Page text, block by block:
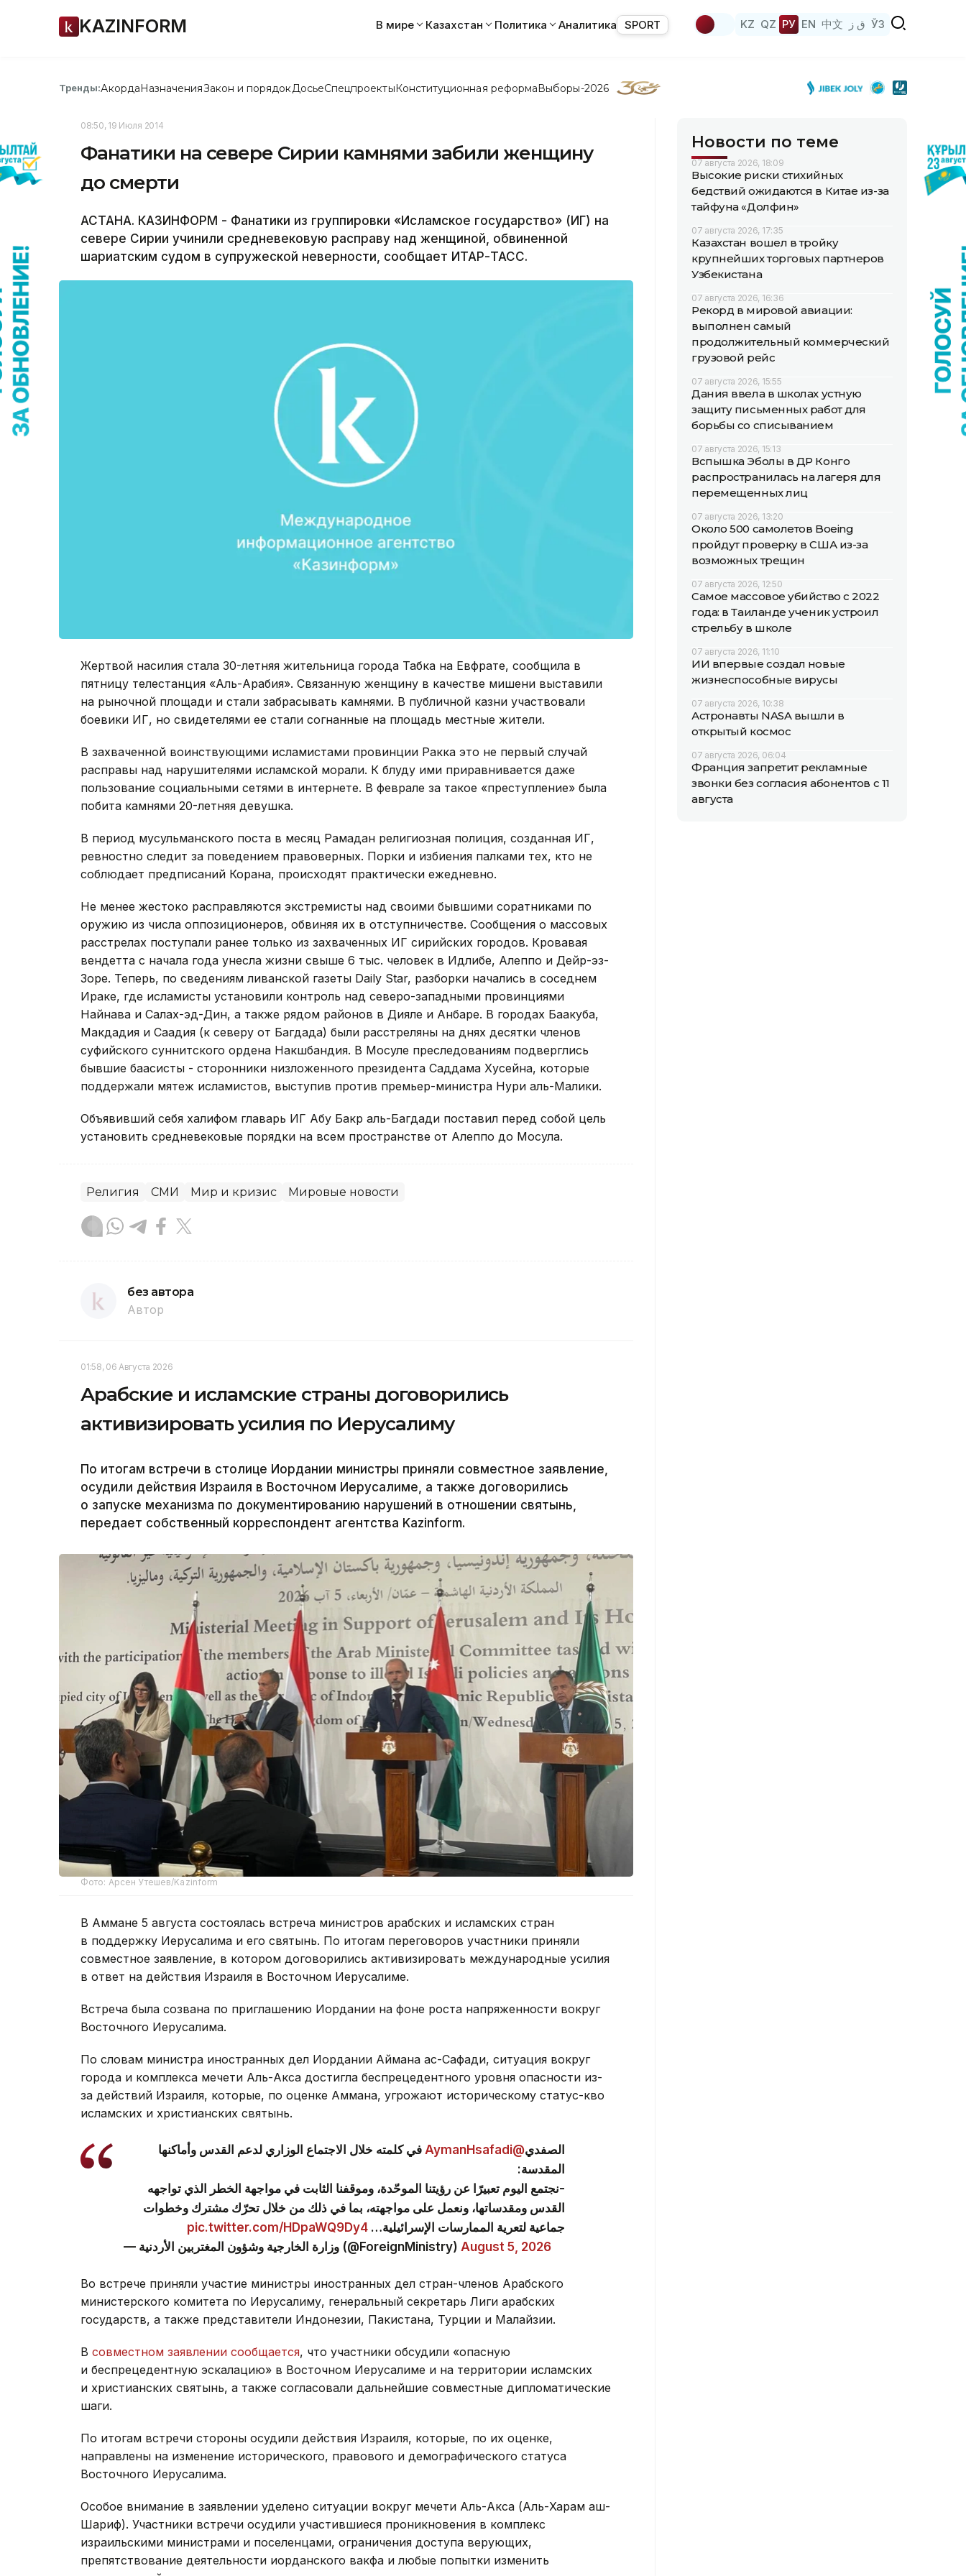
KAZINFORM В мире Казахстан Политика Аналитика SPORT KZ QZ РУ EN 中文 ق ز ЎЗ
Тренды:АкордаНазначенияЗакон и порядок ДосьеСпецпроектыКонституционная реформаВыборы-2026
08:50, 19 Июля 2014
Фанатики на севере Сирии камнями забили женщину
до смерти
АСТАНА. КАЗИНФОРМ - Фанатики из группировки «Исламское государство» (ИГ) на
севере Сирии учинили средневековую расправу над женщиной, обвиненной
шариатским судом в супружеской неверности, сообщает ИТАР-ТАСС.
Жертвой насилия стала 30-летняя жительница города Табка на Евфрате, сообщила в
пятницу телестанция «Аль-Арабия». Связанную женщину в качестве мишени выставили
на рыночной площади и стали забрасывать камнями. В публичной казни участвовали
боевики ИГ, но свидетелями ее стали согнанные на площадь местные жители.
В захваченной воинствующими исламистами провинции Ракка это не первый случай
расправы над нарушителями исламской морали. К блуду ими приравнивается даже
пользование социальными сетями в интернете. В феврале за такое «преступление» была
побита камнями 20-летняя девушка.
В период мусульманского поста в месяц Рамадан религиозная полиция, созданная ИГ,
ревностно следит за поведением правоверных. Порки и избиения палками тех, кто не
соблюдает предписаний Корана, происходят практически ежедневно.
Не менее жестоко расправляются экстремисты над своими бывшими соратниками по
оружию из числа оппозиционеров, обвиняя их в отступничестве. Сообщения о массовых
расстрелах поступали ранее только из захваченных ИГ сирийских городов. Кровавая
вендетта с начала года унесла жизни свыше 6 тыс. человек в Идлибе, Алеппо и Дейр-эз-
Зоре. Теперь, по сведениям ливанской газеты Daily Star, разборки начались в соседнем
Ираке, где исламисты установили контроль над северо-западными провинциями
Найнава и Салах-эд-Дин, а также рядом районов в Дияле и Анбаре. В городах Баакуба,
Макдадия и Саадия (к северу от Багдада) были расстреляны на днях десятки членов
суфийского суннитского ордена Накшбандия. В Мосуле преследованиям подверглись
бывшие баасисты - сторонники низложенного президента Саддама Хусейна, которые
поддержали мятеж исламистов, выступив против премьер-министра Нури аль-Малики.
Объявивший себя халифом главарь ИГ Абу Бакр аль-Багдади поставил перед собой цель
установить средневековые порядки на всем пространстве от Алеппо до Мосула.
Религия СМИ Мир и кризис Мировые новости
без автора
Автор
01:58, 06 Августа 2026
Арабские и исламские страны договорились
активизировать усилия по Иерусалиму
По итогам встречи в столице Иордании министры приняли совместное заявление,
осудили действия Израиля в Восточном Иерусалиме, а также договорились
о запуске механизма по документированию нарушений в отношении святынь,
передает собственный корреспондент агентства Kazinform.
Фото: Арсен Утешев/Kazinform
В Аммане 5 августа состоялась встреча министров арабских и исламских стран
в поддержку Иерусалима и его святынь. По итогам переговоров участники приняли
совместное заявление, в котором договорились активизировать международные усилия
в ответ на действия Израиля в Восточном Иерусалиме.
Встреча была созвана по приглашению Иордании на фоне роста напряженности вокруг
Восточного Иерусалима.
По словам министра иностранных дел Иордании Аймана ас-Сафади, ситуация вокруг
города и комплекса мечети Аль-Акса достигла беспрецедентного уровня опасности из-
за действий Израиля, которые, по оценке Аммана, угрожают историческому статус-кво
исламских и христианских святынь.
الصفدي@AymanHsafadi
في كلمته خلال الاجتماع الوزاري لدعم القدس وأماكنها
المقدسة:
-نجتمع اليوم تعبيرًا عن رؤيتنا الموحّدة، وموقفنا الثابت في مواجهة الخطر الذي تواجهه
القدس ومقدساتها، ونعمل على مواجهته، بما في ذلك من خلال تحرّك مشترك وخطوات
جماعية لتعرية الممارسات الإسرائيلية… pic.twitter.com/HDpaWQ9Dy4
— وزارة الخارجية وشؤون المغتربين الأردنية (@ForeignMinistry) August 5, 2026
Во встрече приняли участие министры иностранных дел стран-членов Арабского
министерского комитета по Иерусалиму, генеральный секретарь Лиги арабских
государств, а также представители Индонезии, Пакистана, Турции и Малайзии.
В совместном заявлении сообщается, что участники обсудили «опасную
и беспрецедентную эскалацию» в Восточном Иерусалиме и на территории исламских
и христианских святынь, а также согласовали дальнейшие совместные дипломатические
шаги.
По итогам встречи стороны осудили действия Израиля, которые, по их оценке,
направлены на изменение исторического, правового и демографического статуса
Восточного Иерусалима.
Особое внимание в заявлении уделено ситуации вокруг мечети Аль-Акса (Аль-Харам аш-
Шариф). Участники встречи осудили участившиеся проникновения в комплекс
израильскими министрами и поселенцами, ограничения доступа верующих,
препятствование деятельности иорданского вакфа и любые попытки изменить
Новости по теме
07 августа 2026, 18:09
Высокие риски стихийных
бедствий ожидаются в Китае из-за
тайфуна «Долфин»
07 августа 2026, 17:35
Казахстан вошел в тройку
крупнейших торговых партнеров
Узбекистана
07 августа 2026, 16:36
Рекорд в мировой авиации:
выполнен самый
продолжительный коммерческий
грузовой рейс
07 августа 2026, 15:55
Дания ввела в школах устную
защиту письменных работ для
борьбы со списыванием
07 августа 2026, 15:13
Вспышка Эболы в ДР Конго
распространилась на лагеря для
перемещенных лиц
07 августа 2026, 13:20
Около 500 самолетов Boeing
пройдут проверку в США из-за
возможных трещин
07 августа 2026, 12:50
Самое массовое убийство с 2022
года: в Таиланде ученик устроил
стрельбу в школе
07 августа 2026, 11:10
ИИ впервые создал новые
жизнеспособные вирусы
07 августа 2026, 10:38
Астронавты NASA вышли в
открытый космос
07 августа 2026, 06:04
Франция запретит рекламные
звонки без согласия абонентов с 11
августа